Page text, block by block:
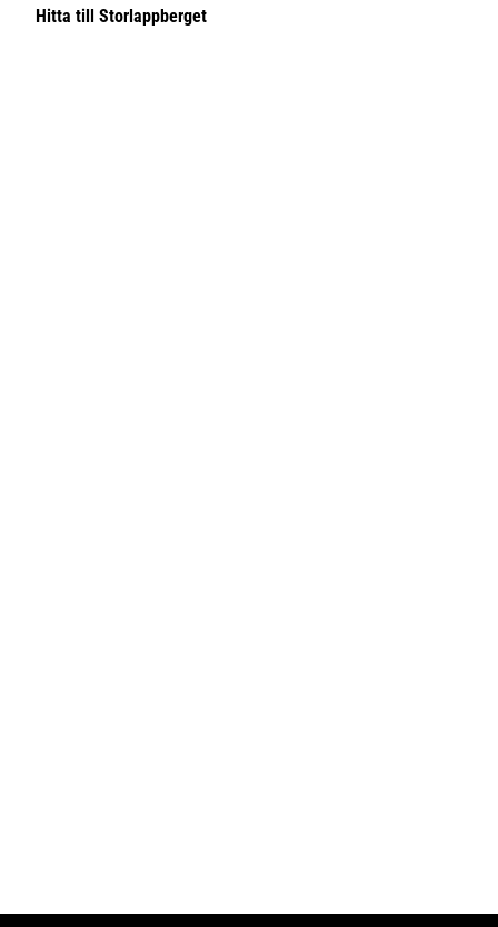
Hitta till Storlappberget